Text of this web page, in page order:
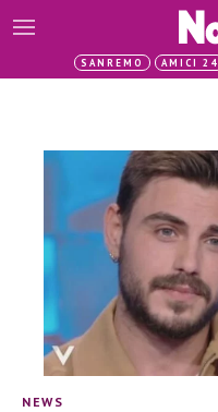
SANREMO AMICI 24
NEWS